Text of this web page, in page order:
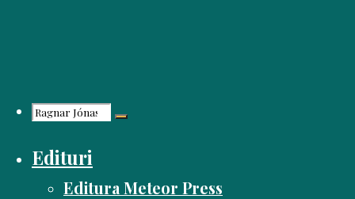
Search
for:
Edituri
Editura Meteor Press